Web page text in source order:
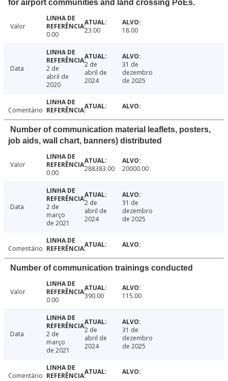
for airport communities and land crossing PoEs.
Valor
0.00
23.00 18.00
Data
2 de
abril de
2020
2 de
abril de
2024
31 de
dezembro
de 2025
Comentário
Number of communication material leaflets, posters,
job aids, wall chart, banners) distributed
Valor
0.00
288383.00 20000.00
Data
2 de
março
de 2021
2 de
abril de
2024
31 de
dezembro
de 2025
Comentário
Number of communication trainings conducted
Valor
0.00
390.00 115.00
Data
2 de
março
de 2021
2 de
abril de
2024
31 de
dezembro
de 2025
Comentário